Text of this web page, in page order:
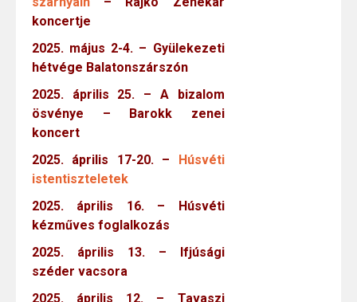
koncertje
2025. május 2-4. – Gyülekezeti
hétvége Balatonszárszón
2025. április 25. – A bizalom
ösvénye – Barokk zenei
koncert
2025. április 17-20. – Húsvéti
istentiszteletek
2025. április 16. – Húsvéti
kézműves foglalkozás
2025. április 13. – Ifjúsági
széder vacsora
2025. április 12. – Tavaszi